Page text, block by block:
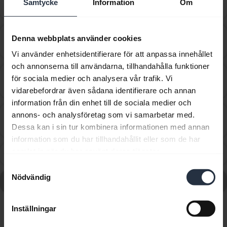
Samtycke Information Om
Denna webbplats använder cookies
Vi använder enhetsidentifierare för att anpassa innehållet
och annonserna till användarna, tillhandahålla funktioner
för sociala medier och analysera vår trafik. Vi
vidarebefordrar även sådana identifierare och annan
information från din enhet till de sociala medier och
annons- och analysföretag som vi samarbetar med.
Dessa kan i sin tur kombinera informationen med annan
information som du har tillhandahållit eller som de har
Nödvändig
Inställningar
mobila enhet med hjälp av NFC?
Hur parar jag ihop Jabra Solemate Mini med min
Kan jag parkoppla en Jabra Bluetooth-enhet med en
dator eller datortelefon?
Kan jag parkoppla en Jabra Bluetooth-enhet med en
TV eller spelkonsol?
Gå till alla vanliga frågor om Jabra Solemate Mini Blue